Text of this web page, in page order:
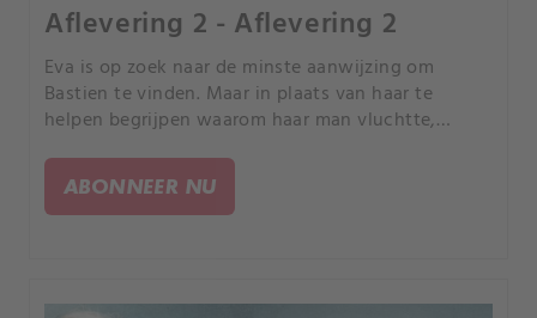
Aflevering 2 - Aflevering 2
Eva is op zoek naar de minste aanwijzing om
Bastien te vinden. Maar in plaats van haar te
helpen begrijpen waarom haar man vluchtte,
ABONNEER NU